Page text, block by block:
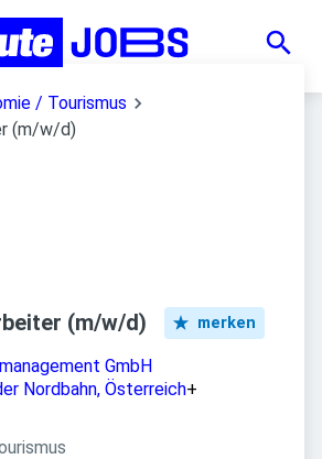
/ Tourismus
(m/w/d)
(m/w/d) merken
GmbH
Nordbahn, Österreich+